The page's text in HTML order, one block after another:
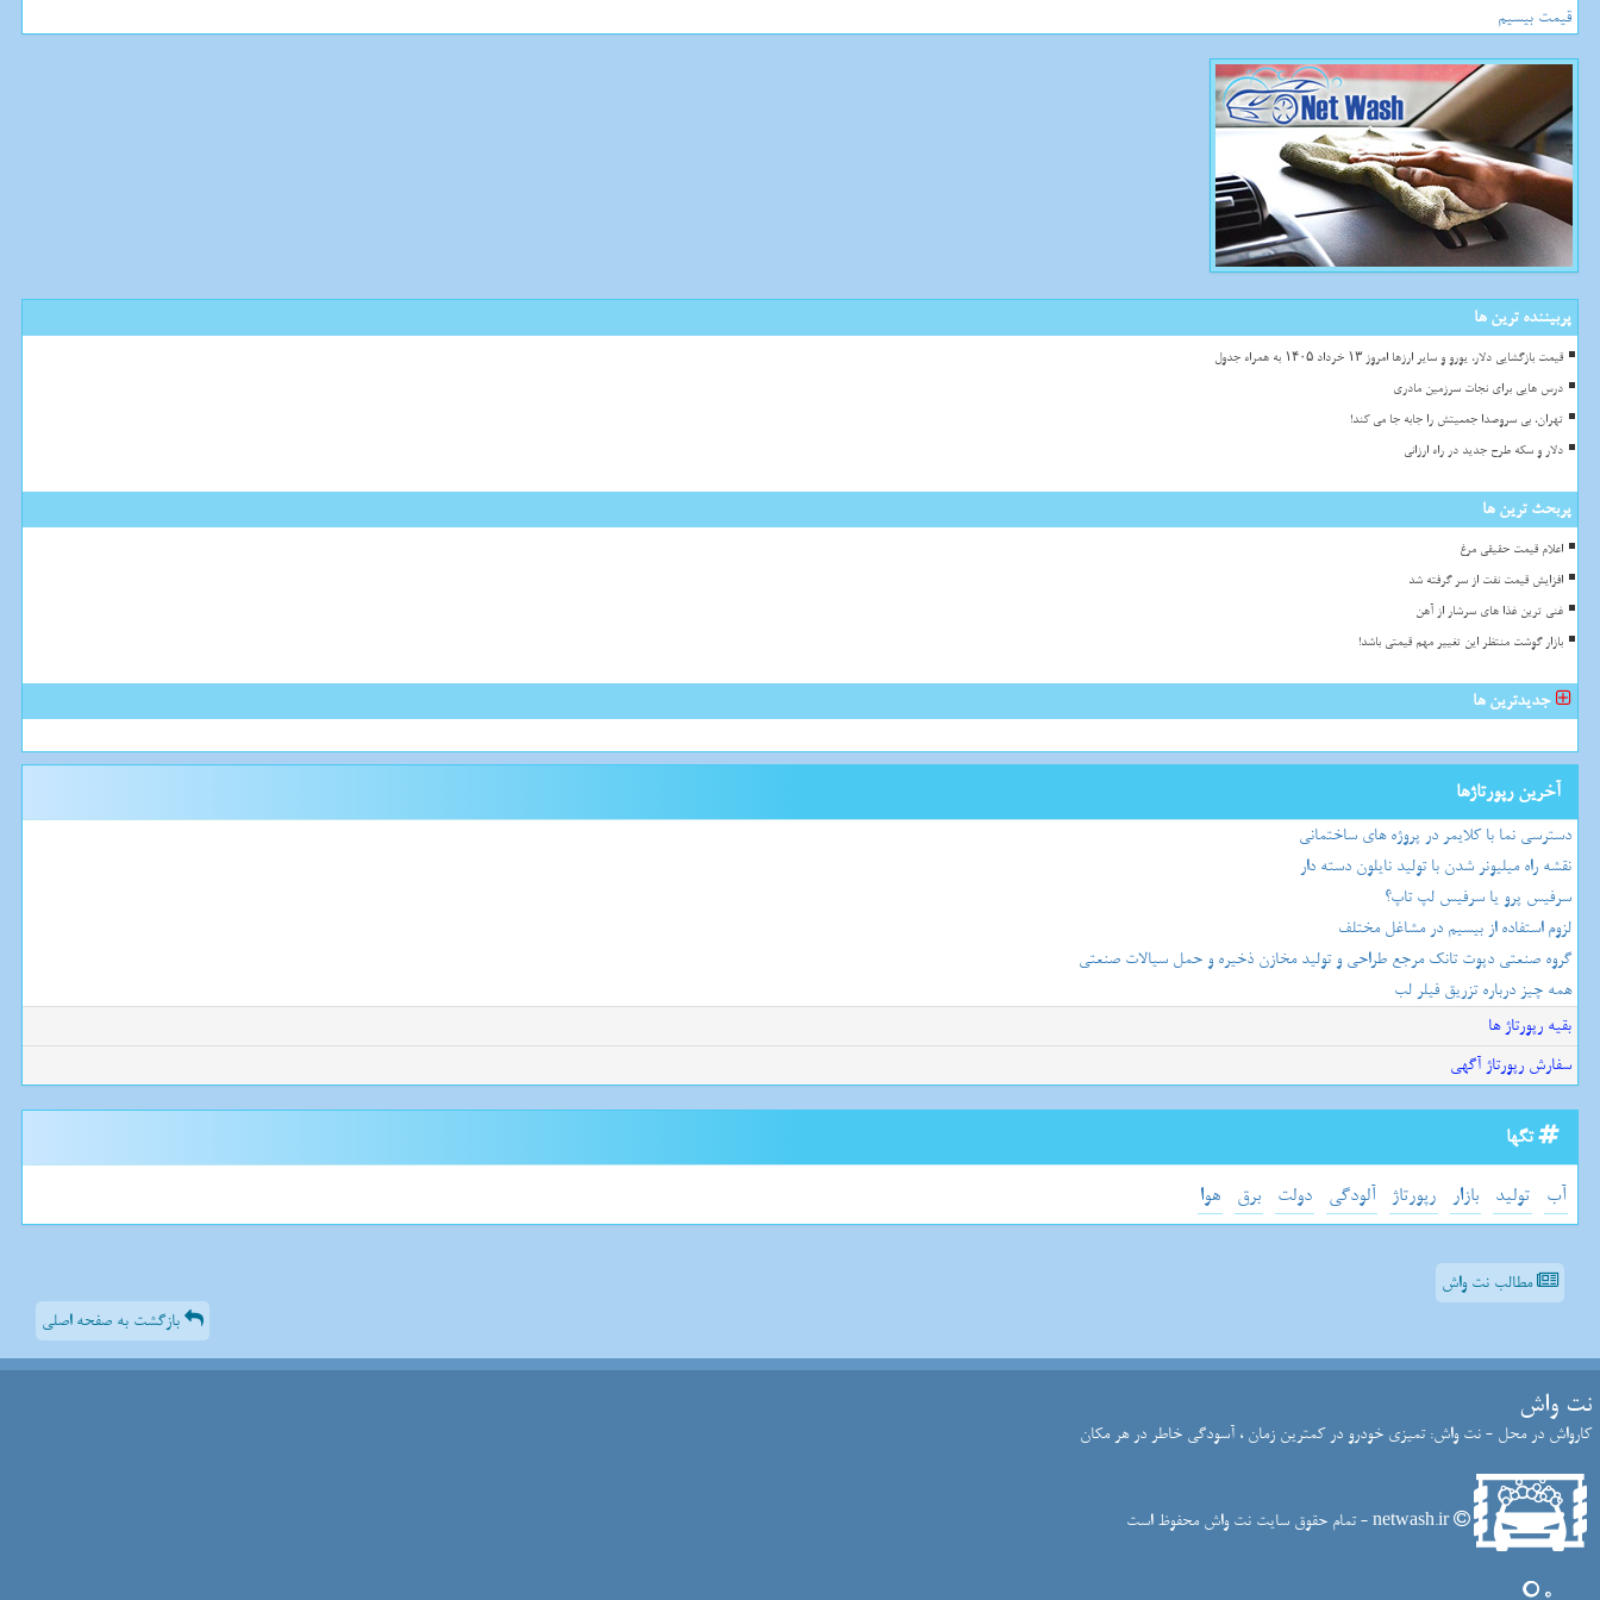
قیمت بیسیم
پربیننده ترین ها
قیمت بازگشایی دلار، یورو و سایر ارزها امروز ۱۳ خرداد ۱۴۰۵ به همراه جدول
درس هایی برای نجات سرزمین مادری
تهران، بی سروصدا جمعیتش را جابه جا می کند!
دلار و سکه طرح جدید در راه ارزانی
پربحث ترین ها
اعلام قیمت حقیقی مرغ
افزایش قیمت نفت از سر گرفته شد
غنی ترین غذا های سرشار از آهن
بازار گوشت منتظر این تغییر مهم قیمتی باشد!
جدیدترین ها
آخرین رپورتاژها
دسترسی نما با کلایمر در پروژه های ساختمانی
نقشه راه میلیونر شدن با تولید نایلون دسته دار
سرفیس پرو یا سرفیس لپ تاپ؟
لزوم استفاده از بیسیم در مشاغل مختلف
گروه صنعتی دپوت تانک مرجع طراحی و تولید مخازن ذخیره و حمل سیالات صنعتی
همه چیز درباره تزریق فیلر لب
بقیه رپورتاژ ها
سفارش رپورتاژ آگهی
تگها
آب تولید بازار رپورتاژ آلودگی دولت برق هوا
مطالب نت واش
بازگشت به صفحه اصلی
نت واش
کارواش در محل - نت واش: تمیزی خودرو در کمترین زمان ، آسودگی خاطر در هر مکان
netwash.ir - تمام حقوق سایت نت واش محفوظ است